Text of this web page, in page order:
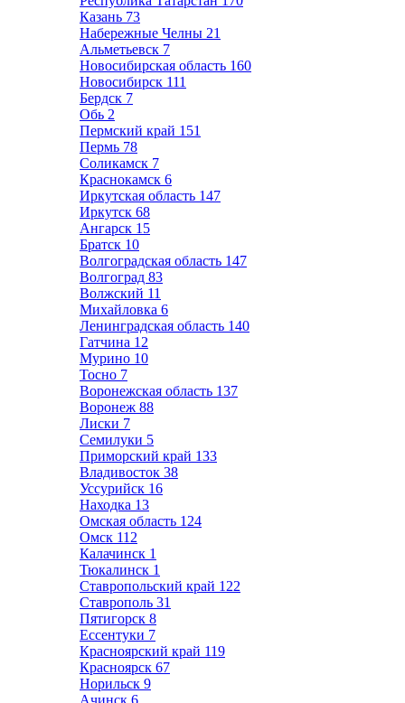
Казань 73
Набережные Челны 21
Альметьевск 7
Новосибирская область 160
Новосибирск 111
Бердск 7
Обь 2
Пермский край 151
Пермь 78
Соликамск 7
Краснокамск 6
Иркутская область 147
Иркутск 68
Ангарск 15
Братск 10
Волгоградская область 147
Волгоград 83
Волжский 11
Михайловка 6
Ленинградская область 140
Гатчина 12
Мурино 10
Тосно 7
Воронежская область 137
Воронеж 88
Лиски 7
Семилуки 5
Приморский край 133
Владивосток 38
Уссурийск 16
Находка 13
Омская область 124
Омск 112
Калачинск 1
Тюкалинск 1
Ставропольский край 122
Ставрополь 31
Пятигорск 8
Ессентуки 7
Красноярский край 119
Красноярск 67
Норильск 9
Ачинск 6